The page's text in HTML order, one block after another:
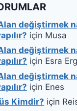
değiştirmek
için Musa
değiştirmek
için Esra
değiştirmek
için Enes
Kimdir? için